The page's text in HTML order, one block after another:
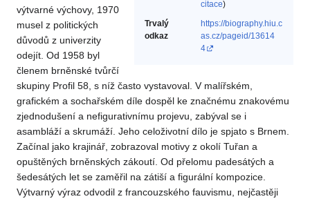
citace)
Trvalý
odkaz
https://biography.hiu.c
as.cz/pageid/13614
4
výtvarné výchovy, 1970
musel z politických
důvodů z univerzity
odejít. Od 1958 byl
členem brněnské tvůrčí
skupiny Profil 58, s níž často vystavoval. V malířském,
grafickém a sochařském díle dospěl ke značnému znakovému
zjednodušení a nefigurativnímu projevu, zabýval se i
asambláží a skrumáží. Jeho celoživotní dílo je spjato s Brnem.
Začínal jako krajinář, zobrazoval motivy z okolí Tuřan a
opuštěných brněnských zákoutí. Od přelomu padesátých a
šedesátých let se zaměřil na zátiší a figurální kompozice.
Výtvarný výraz odvodil z francouzského fauvismu, nejčastěji